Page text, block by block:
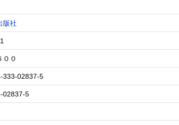
版社
００
333-02837-5
02837-5